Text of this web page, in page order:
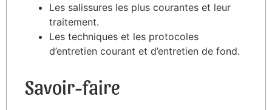
Les salissures les plus courantes et leur
traitement.
Les techniques et les protocoles
d’entretien courant et d’entretien de fond.
Savoir-faire